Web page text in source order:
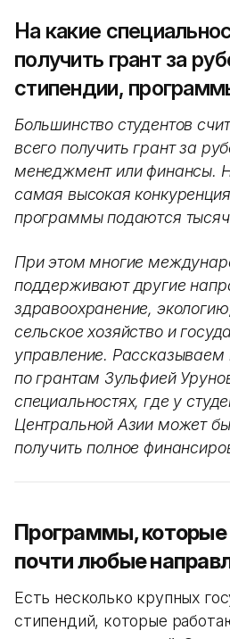
На какие
получить грант за
стипендии,
Большинство студентов
всего получить грант за
менеджмент или финансы.
самая высокая
программы подаются
При этом многие
поддерживают другие
здравоохранение,
сельское хозяйство и
управление. Рассказываем
по грантам Зульфией
специальностях, где у
Центральной Азии может
получить полное
Программы,
почти любые
Есть несколько крупных
стипендий, которые